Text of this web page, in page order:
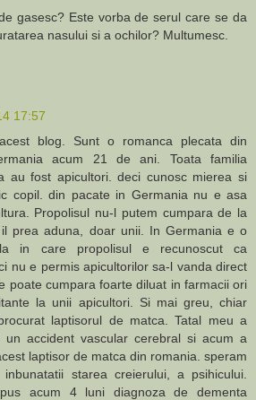
gasesc? Este vorba de serul care se da
nasului si a ochilor? Multumesc.
17:57
blog. Sunt o romanca plecata din
acum 21 de ani. Toata familia
au fost apicultori. deci cunosc mierea si
copil. din pacate in Germania nu e asa
Propolisul nu-l putem cumpara de la
prea aduna, doar unii. In Germania e o
in care propolisul e recunoscut ca
nu e permis apicultorilor sa-l vanda direct
poate cumpara foarte diluat in farmacii ori
la unii apicultori. Si mai greu, chiar
laptisorul de matca. Tatal meu a
un accident vascular cerebral si acum a
laptisor de matca din romania. speram
starea creierului, a psihicului.
acum 4 luni diagnoza de dementa